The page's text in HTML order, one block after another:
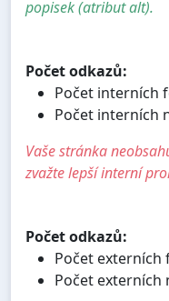
popisek (atribut alt).
Počet odkazů:
Počet interních
Počet interních
Vaše stránka
zvažte lepší interní
Počet odkazů:
Počet externích
Počet externích